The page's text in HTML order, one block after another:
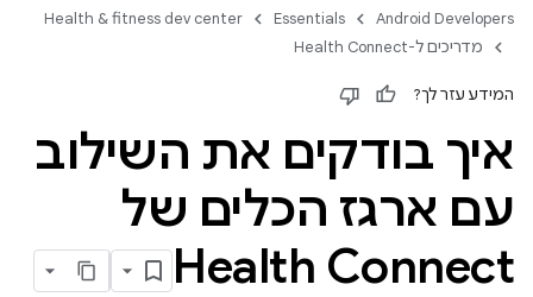
Android Developers
Essentials
Health & fitness dev center
מדריכים ל-Health Connect
המידע עזר לך?
איך בודקים את השילוב
עם ארגז הכלים של
Health Connect